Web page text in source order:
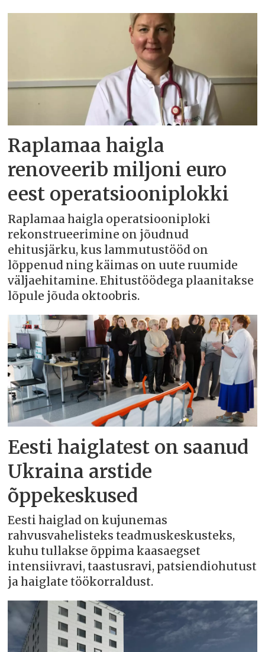
Raplamaa haigla
renoveerib miljoni euro
eest operatsiooniplokki
Raplamaa haigla operatsiooniploki
rekonstrueerimine on jõudnud
ehitusjärku, kus lammutustööd on
lõppenud ning käimas on uute ruumide
väljaehitamine. Ehitustöödega plaanitakse
lõpule jõuda oktoobris.
Eesti haiglatest on saanud
Ukraina arstide
õppekeskused
Eesti haiglad on kujunemas
rahvusvahelisteks teadmuskeskusteks,
kuhu tullakse õppima kaasaegset
intensiivravi, taastusravi, patsiendiohutust
ja haiglate töökorraldust.